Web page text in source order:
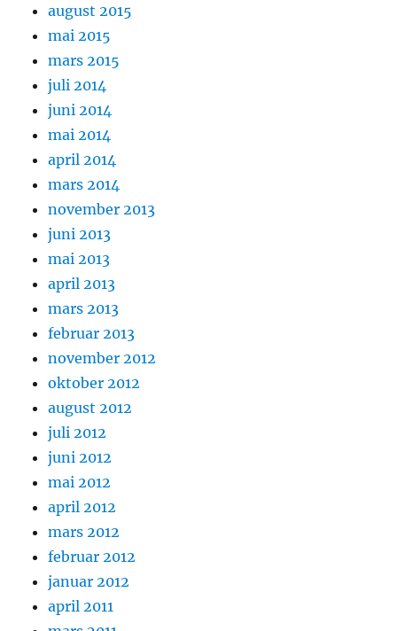
august 2015
mai 2015
mars 2015
juli 2014
juni 2014
mai 2014
april 2014
mars 2014
november 2013
juni 2013
mai 2013
april 2013
mars 2013
februar 2013
november 2012
oktober 2012
august 2012
juli 2012
juni 2012
mai 2012
april 2012
mars 2012
februar 2012
januar 2012
april 2011